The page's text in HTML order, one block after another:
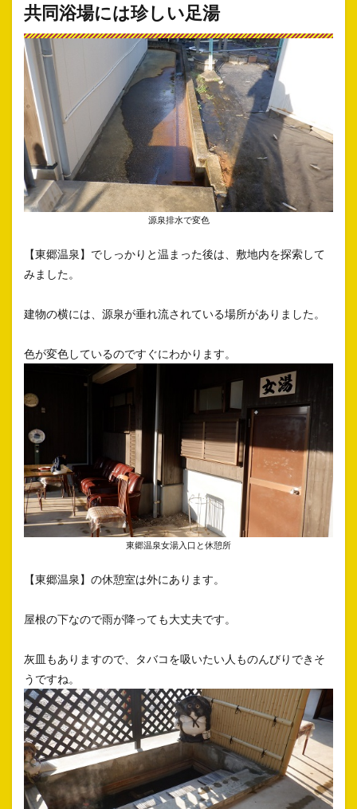
共同浴場には珍しい足湯
源泉排水で変色
【東郷温泉】でしっかりと温まった後は、敷地内を探索して
みました。
建物の横には、源泉が垂れ流されている場所がありました。
色が変色しているのですぐにわかります。
東郷温泉女湯入口と休憩所
【東郷温泉】の休憩室は外にあります。
屋根の下なので雨が降っても大丈夫です。
灰皿もありますので、タバコを吸いたい人ものんびりできそ
うですね。